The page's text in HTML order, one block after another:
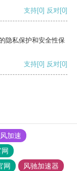
支持[0] 反对[0]
隐私保护和安全性保
支持[0] 反对[0]
加速
网
风驰加速器